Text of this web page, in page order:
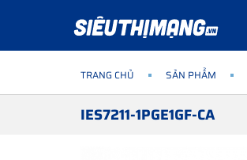
TRANG CHỦ SẢN PHẨM
IES7211-1PGE1GF-CA